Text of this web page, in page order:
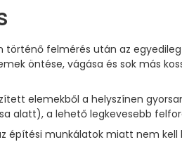
történő felmérés után az
öntése, vágása és sok más
elemekből a helyszínen
alatt), a lehető legkevesebb
építési munkálatok miatt nem